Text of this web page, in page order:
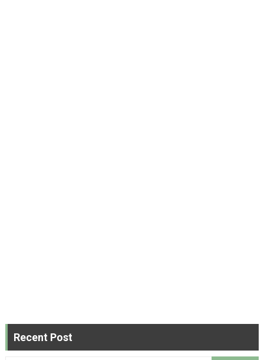
Recent Post